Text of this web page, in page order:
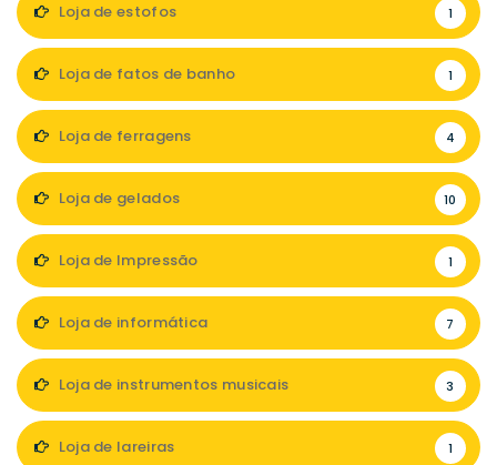
Loja de estofos 1
Loja de fatos de banho 1
Loja de ferragens 4
Loja de gelados 10
Loja de Impressão 1
Loja de informática 7
Loja de instrumentos musicais 3
Loja de lareiras 1